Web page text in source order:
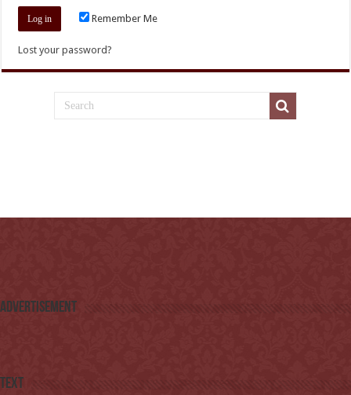
Remember Me
Lost your password?
Advertisement
Text